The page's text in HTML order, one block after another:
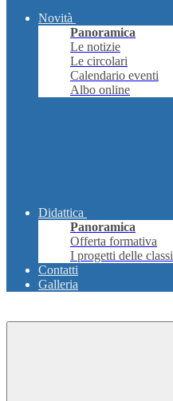
Novità
Panoramica
Le notizie
Le circolari
Calendario eventi
Albo online
Didattica
Panoramica
Offerta formativa
I progetti delle classi
Contatti
Galleria